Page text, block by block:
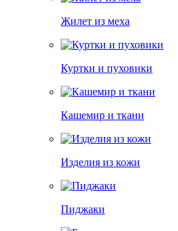
Жилет из меха
Куртки и пуховики
Кашемир и ткани
Изделия из кожи
Пиджаки